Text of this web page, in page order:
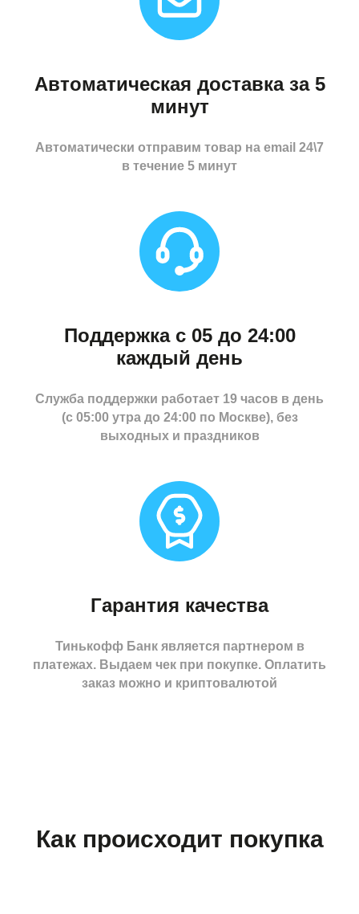
Автоматическая доставка за 5
минут
Автоматически отправим товар на email 24\7
в течение 5 минут
Поддержка с 05 до 24:00
каждый день
Служба поддержки работает 19 часов в день
(с 05:00 утра до 24:00 по Москве), без
выходных и праздников
Гарантия качества
Тинькофф Банк является партнером в
платежах. Выдаем чек при покупке. Оплатить
заказ можно и криптовалютой
Как происходит покупка